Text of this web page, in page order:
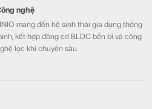
nghệ
mang đến hệ sinh thái gia dụng thông
kết hợp động cơ BLDC bền bỉ và công
lọc khí chuyên sâu.